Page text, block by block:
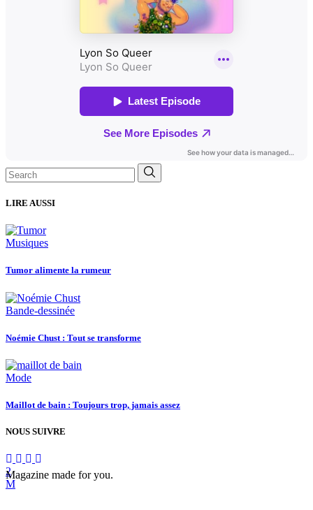
Search
for:
LIRE AUSSI
Musiques
Tumor alimente la rumeur
Bande-dessinée
Noémie Chust : Tout se transforme
Mode
Maillot de bain : Toujours trop, jamais assez
NOUS SUIVRE
Magazine made for you.